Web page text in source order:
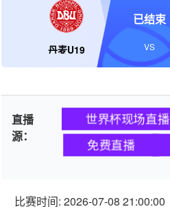
丹麦U19
已结束
VS
直播
源：
世界杯现场直播
免费直播
比赛时间: 2026-07-08 21:00:00